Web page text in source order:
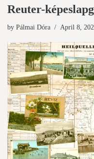
Reuter-
by Pálmai Dóra April 8,